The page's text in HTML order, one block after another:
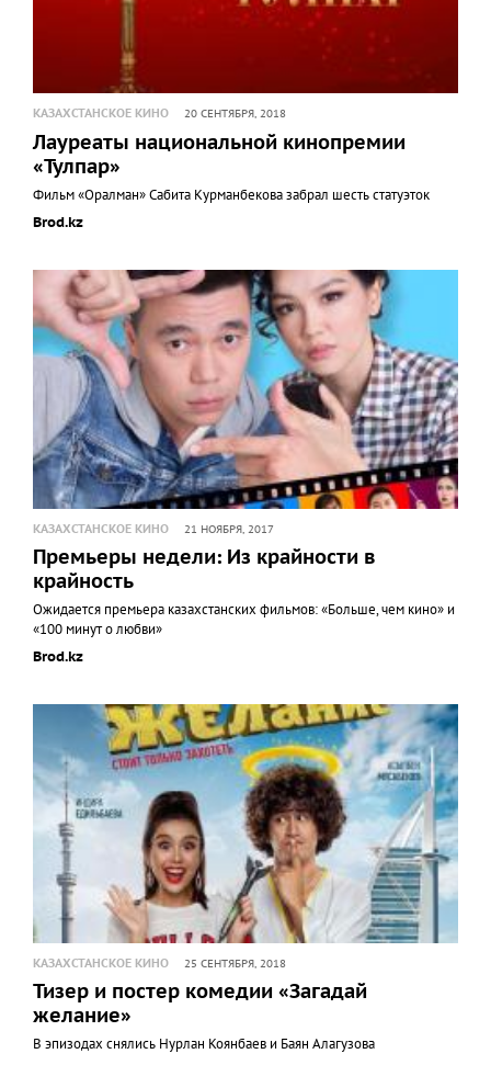
КАЗАХСТАНСКОЕ КИНО 20 СЕНТЯБРЯ, 2018
Лауреаты национальной кинопремии
«Тулпар»
Фильм «Оралман» Сабита Курманбекова забрал шесть статуэток
Brod.kz
КАЗАХСТАНСКОЕ КИНО 21 НОЯБРЯ, 2017
Премьеры недели: Из крайности в
крайность
Ожидается премьера казахстанских фильмов: «Больше, чем кино» и
«100 минут о любви»
Brod.kz
КАЗАХСТАНСКОЕ КИНО 25 СЕНТЯБРЯ, 2018
Тизер и постер комедии «Загадай
желание»
В эпизодах снялись Нурлан Коянбаев и Баян Алагузова